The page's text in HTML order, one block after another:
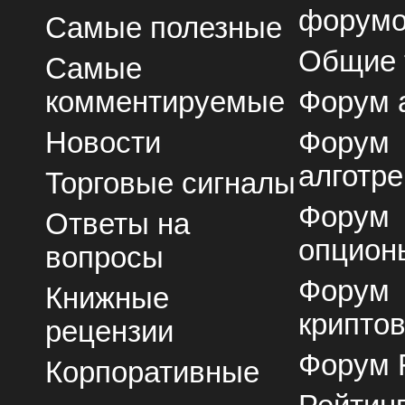
Самые полезные
Самые
комментируемые
Новости
Торговые сигналы
Ответы на
вопросы
Книжные
рецензии
Корпоративные
Общие
Форум
Форум
Форум
Форум
Форум